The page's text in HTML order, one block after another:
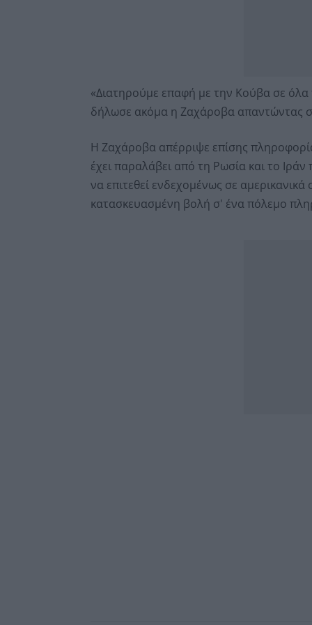
«Διατηρούμε επαφή με την Κούβα σε
δήλωσε ακόμα η Ζαχάροβα απαντώντας
Η Ζαχάροβα απέρριψε επίσης
έχει παραλάβει από τη Ρωσία και το
να επιτεθεί ενδεχομένως σε
κατασκευασμένη βολή σ' ένα πόλεμο